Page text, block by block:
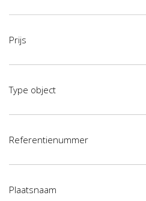
Prijs
Type object
Referentienummer
Plaatsnaam